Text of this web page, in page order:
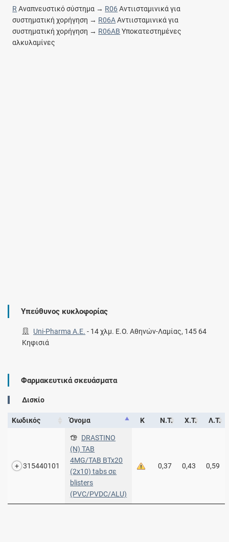
R Αναπνευστικό σύστημα → R06Αντιισταμινικά για
συστηματική χορήγηση → R06AΑντιισταμινικά για
συστηματική χορήγηση → R06AB Υποκατεστημένες
αλκυλαμίνες
Υπεύθυνος κυκλοφορίας
Uni-Pharma Α.Ε. - 14 χλμ. Ε.Ο. Αθηνών-Λαμίας, 145 64
Κηφισιά
Φαρμακευτικά σκευάσματα
Δισκίο
Κωδικός Όνομα Κ Ν.Τ. Χ.Τ. Λ.Τ.
315440101
DRASTINO
(N) TAB
4MG/TAB BTx20
(2x10) tabs σε
blisters
(PVC/PVDC/ALU)
0,37 0,43 0,59